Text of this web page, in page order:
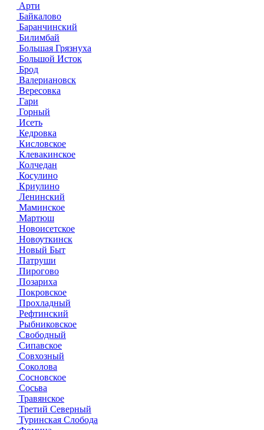
Арти
Байкалово
Баранчинский
Билимбай
Большая Грязнуха
Большой Исток
Брод
Валериановск
Вересовка
Гари
Горный
Исеть
Кедровка
Кисловское
Клевакинское
Колчедан
Косулино
Криулино
Ленинский
Маминское
Мартюш
Новоисетское
Новоуткинск
Новый Быт
Патруши
Пирогово
Позариха
Покровское
Прохладный
Рефтинский
Рыбниковское
Свободный
Сипавское
Совхозный
Соколова
Сосновское
Сосьва
Травянское
Третий Северный
Туринская Слобода